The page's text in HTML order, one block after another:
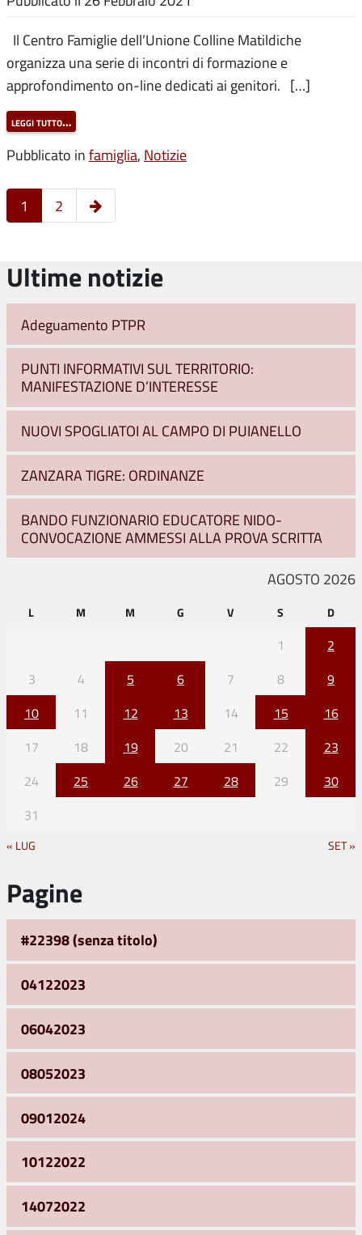
Il Centro Famiglie dell’Unione Colline Matildiche
organizza una serie di incontri di formazione e
approfondimento on-line dedicati ai genitori. […]
leggi tutto…
Pubblicato in famiglia, Notizie
1 2
Pagina
successiva
Ultime notizie
Adeguamento PTPR
PUNTI INFORMATIVI SUL TERRITORIO:
MANIFESTAZIONE D’INTERESSE
NUOVI SPOGLIATOI AL CAMPO DI PUIANELLO
ZANZARA TIGRE: ORDINANZE
BANDO FUNZIONARIO EDUCATORE NIDO-
CONVOCAZIONE AMMESSI ALLA PROVA SCRITTA
AGOSTO 2026
L M M G V S D
1
2
3
4 5 6 7 8
9
10
11 12 13 14 15
16
17
18 19 20 21 22
23
24
25 26 27 28 29
30
31
« LUG SET »
Pagine
#22398 (senza titolo)
04122023
06042023
08052023
09012024
10122022
14072022